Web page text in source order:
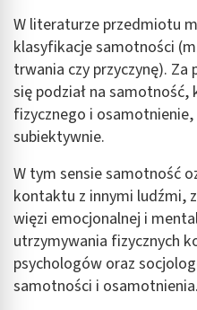
W literaturze przedmiotu
klasyfikacje samotności
trwania czy przyczynę).
się podział na
fizycznego i
subiektywnie.
W tym sensie samotność
kontaktu z innymi ludźmi,
więzi emocjonalnej i
utrzymywania fizycznych
psychologów oraz
samotności i osamotnienia.